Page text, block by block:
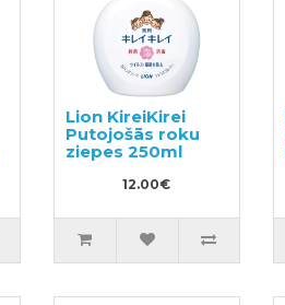
Lion KireiKirei
Putojošās roku
ziepes 250ml
12.00€